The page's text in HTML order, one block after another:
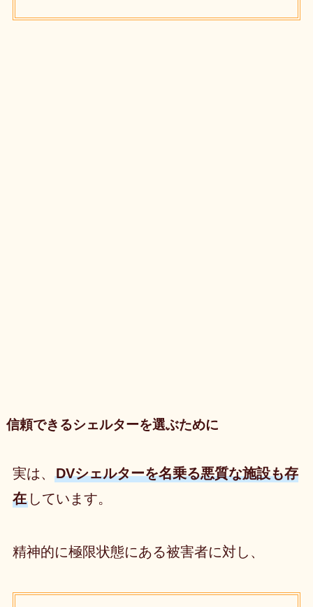
信頼できるシェルターを選ぶために
実は、 DVシェルターを名乗る悪質な施設も存
在しています。
精神的に極限状態にある被害者に対し、